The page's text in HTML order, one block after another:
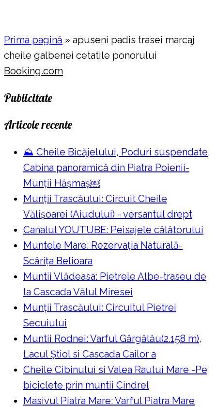
Prima pagină » apuseni padis trasei marcaj
cheile galbenei cetatile ponorului
Booking.com
Publicitate
Articole recente
⛰️ Cheile Bicăjelului, Poduri suspendate,
Cabina panoramică din Piatra Poienii-
Munții Hășmaș￼
Munții Trascăului: Circuit Cheile
Vălișoarei (Aiudului) - versantul drept
Canalul YOUTUBE: Peisajele călătorului
Muntele Mare: Rezervaţia Naturală-
Scăriţa Belioara
Muntii Vlădeasa: Pietrele Albe-traseu de
la Cascada Vălul Miresei
Munții Trascăului: Circuitul Pietrei
Secuiului
Muntii Rodnei: Varful Gărgălău(2.158 m),
Lacul Ştiol si Cascada Cailor a
Cheile Cibinului si Valea Raului Mare -Pe
biciclete prin muntii Cindrel
Masivul Piatra Mare: Varful Piatra Mare